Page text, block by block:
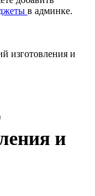
в админке.
изготовления и
и